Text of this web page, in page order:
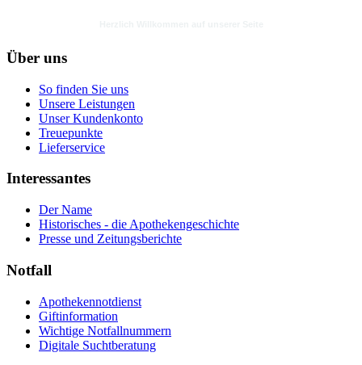
Über uns
So finden Sie uns
Unsere Leistungen
Unser Kundenkonto
Treuepunkte
Lieferservice
Interessantes
Der Name
Historisches - die Apothekengeschichte
Presse und Zeitungsberichte
Notfall
Apothekennotdienst
Giftinformation
Wichtige Notfallnummern
Digitale Suchtberatung